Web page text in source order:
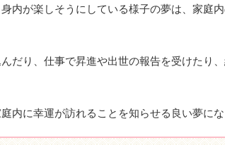
内が楽しそうにしている様子の夢は、家庭
だり、仕事で昇進や出世の報告を受けたり
内に幸運が訪れることを知らせる良い夢にな